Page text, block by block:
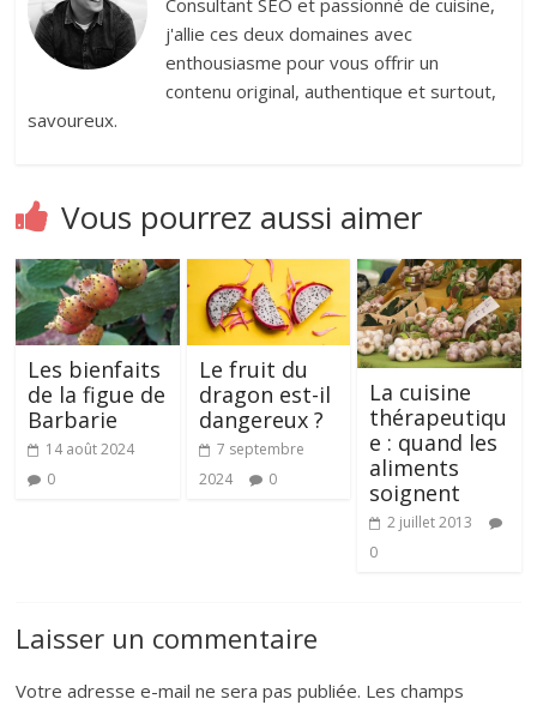
Consultant SEO et passionné de cuisine,
j'allie ces deux domaines avec
enthousiasme pour vous offrir un
contenu original, authentique et surtout,
savoureux.
Vous pourrez aussi aimer
Les bienfaits
de la figue de
Barbarie
14 août 2024
0
Le fruit du
dragon est-il
dangereux ?
7 septembre
2024
0
La cuisine
thérapeutiqu
e : quand les
aliments
soignent
2 juillet 2013
0
Laisser un commentaire
Votre adresse e-mail ne sera pas publiée. Les champs